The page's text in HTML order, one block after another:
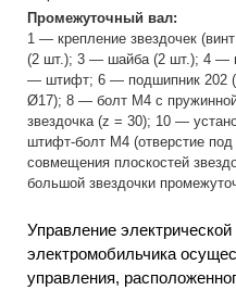
Промежуточный вал:
1 — крепление звездочек
(2 шт.); 3 — шайба (2 шт.); 4 —
— штифт; 6 — подшипник 202
Ø17); 8 — болт М4 с
звездочка (z = 30); 10 —
штифт-болт М4 (отверстие
совмещения плоскостей
большой звездочки
Управление
электромобильчика
управления,